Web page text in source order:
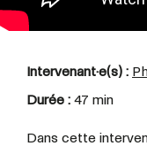
Intervenant·e(s) :
Durée : 47 min
Dans cette